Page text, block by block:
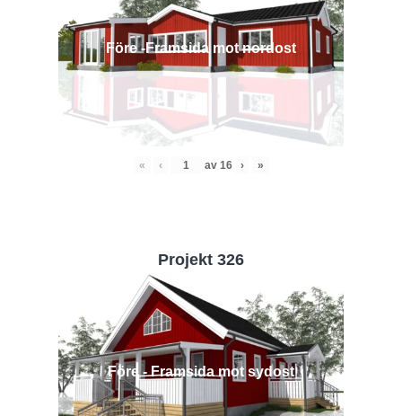
Före -Framsida mot nordost
« ‹ av 16 › »
Projekt 326
Före - Framsida mot sydost